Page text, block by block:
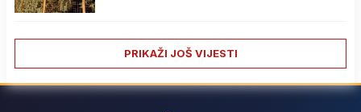
PRIKAŽI JOŠ VIJESTI